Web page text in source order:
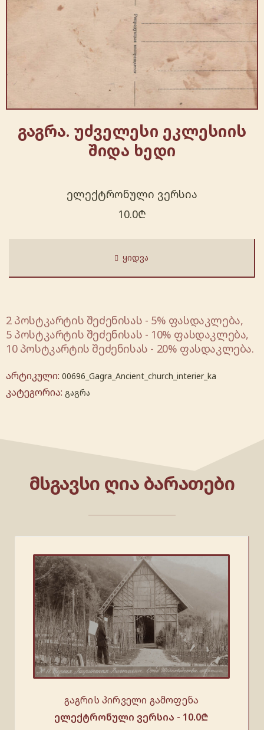
გაგრა. უძველესი ეკლესიის
შიდა ხედი
ელექტრონული ვერსია
10.0₾
ᲧᲘᲓᲕᲐ
2 პოსტკარტის შეძენისას - 5% ფასდაკლება,
5 პოსტკარტის შეძენისას - 10% ფასდაკლება,
10 პოსტკარტის შეძენისას - 20% ფასდაკლება.
არტიკული: 00696_Gagra_Ancient_church_interier_ka
კატეგორია: გაგრა
ᲛᲡᲒᲐᲕᲡᲘ ᲦᲘᲐ ᲑᲐᲠᲐᲗᲔᲑᲘ
გაგრის პირველი გამოფენა
ელექტრონული ვერსია - 10.0₾